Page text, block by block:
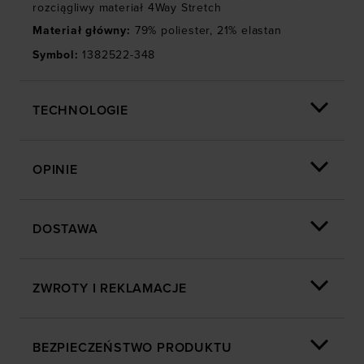
rozciągliwy materiał 4Way Stretch
Materiał główny: 79% poliester, 21% elastan
Symbol: 1382522-348
TECHNOLOGIE
OPINIE
DOSTAWA
ZWROTY I REKLAMACJE
BEZPIECZEŃSTWO PRODUKTU